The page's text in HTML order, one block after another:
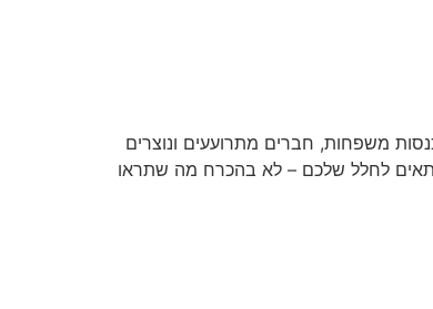
משפחות, חברים מתרועעים ונוצרים
שלכם יהפוך לחלל מעוצב, יעיל ומושך מבחינה ויזואלית. 1. תכננו מטבח המתאים לחלל שלכם – לא בהכרח מה שתראו